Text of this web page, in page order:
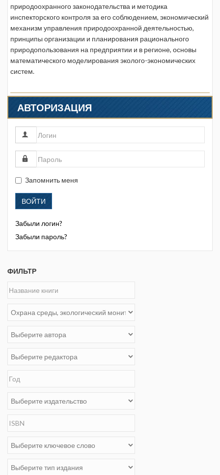
природоохранного законодательства и методика
инспекторского контроля за его соблюдением, экономический
механизм управления природоохранной деятельностью,
принципы организации и планирования рационального
природопользования на предприятии и в регионе, основы
математического моделирования эколого-экономических
систем.
АВТОРИЗАЦИЯ
Запомнить меня
ВОЙТИ
Забыли логин?
Забыли пароль?
ФИЛЬТР